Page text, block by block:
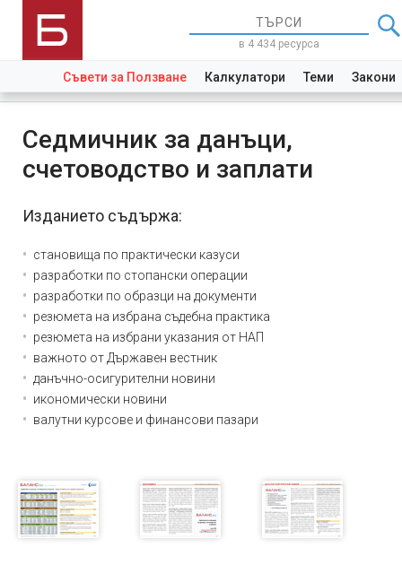
в 4 434 ресурса
Съвети за Ползване Калкулатори Теми Закони
Седмичник за данъци,
счетоводство и заплати
Изданието съдържа:
становища по практически казуси
разработки по стопански операции
разработки по образци на документи
резюмета на избрана съдебна практика
резюмета на избрани указания от НАП
важното от Държавен вестник
данъчно-осигурителни новини
икономически новини
валутни курсове и финансови пазари